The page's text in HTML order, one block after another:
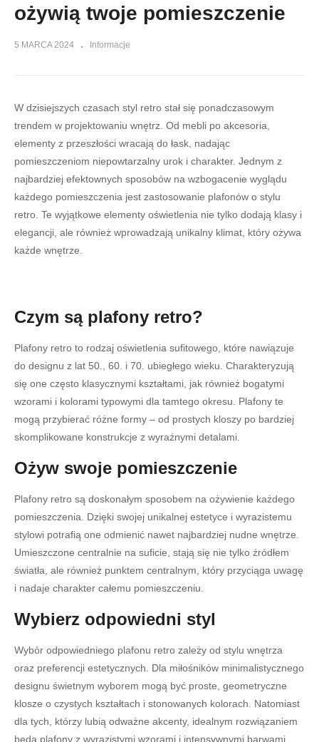
ożywią twoje pomieszczenie
5 MARCA 2024 Informacje
W dzisiejszych czasach styl retro stał się ponadczasowym
trendem w projektowaniu wnętrz. Od mebli po akcesoria,
elementy z przeszłości wracają do łask, nadając
pomieszczeniom niepowtarzalny urok i charakter. Jednym z
najbardziej efektownych sposobów na wzbogacenie wyglądu
każdego pomieszczenia jest zastosowanie plafonów o stylu
retro. Te wyjątkowe elementy oświetlenia nie tylko dodają klasy i
elegancji, ale również wprowadzają unikalny klimat, który ożywa
każde wnętrze.
Czym są plafony retro?
Plafony retro to rodzaj oświetlenia sufitowego, które nawiązuje
do designu z lat 50., 60. i 70. ubiegłego wieku. Charakteryzują
się one często klasycznymi kształtami, jak również bogatymi
wzorami i kolorami typowymi dla tamtego okresu. Plafony te
mogą przybierać różne formy – od prostych kloszy po bardziej
skomplikowane konstrukcje z wyraźnymi detalami.
Ożyw swoje pomieszczenie
Plafony retro są doskonałym sposobem na ożywienie każdego
pomieszczenia. Dzięki swojej unikalnej estetyce i wyrazistemu
stylowi potrafią one odmienić nawet najbardziej nudne wnętrze.
Umieszczone centralnie na suficie, stają się nie tylko źródłem
światła, ale również punktem centralnym, który przyciąga uwagę
i nadaje charakter całemu pomieszczeniu.
Wybierz odpowiedni styl
Wybór odpowiedniego plafonu retro zależy od stylu wnętrza
oraz preferencji estetycznych. Dla miłośników minimalistycznego
designu świetnym wyborem mogą być proste, geometryczne
klosze o czystych kształtach i stonowanych kolorach. Natomiast
dla tych, którzy lubią odważne akcenty, idealnym rozwiązaniem
będą plafony z wyrazistymi wzorami i intensywnymi barwami,